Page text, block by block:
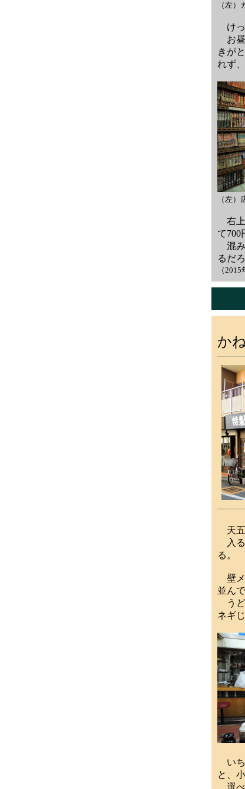
（左
けっ
お昼
きが
れず
（左
右上
て700
混み
るだ
（2015
か
天五
入る
る。
壁メ
並ん
うど
ネギ
いち
と、
選べ